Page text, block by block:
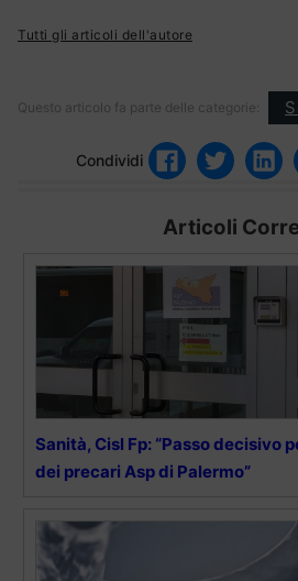
Tutti gli articoli dell'autore
Questo articolo fa parte delle categorie:
Condividi
Articoli
Sanità, Cisl Fp: “Passo decisivo
dei precari Asp di Palermo”